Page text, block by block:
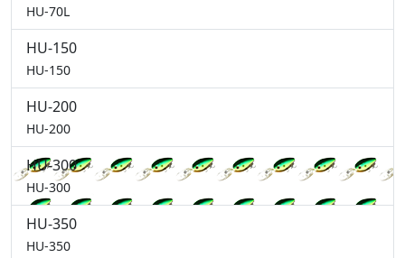
HU-70L
HU-150
HU-150
HU-200
HU-200
HU-300
HU-300
HU-350
HU-350